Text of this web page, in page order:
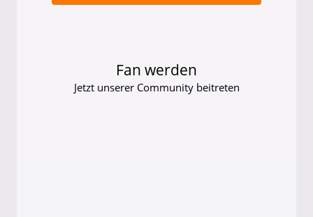
Fan werden
Jetzt unserer Community beitreten